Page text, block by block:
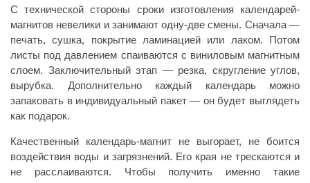
С технической стороны сроки изготовления календарей-
магнитов невелики и занимают одну-две смены. Сначала —
печать, сушка, покрытие ламинацией или лаком. Потом
листы под давлением спаиваются с виниловым магнитным
слоем. Заключительный этап — резка, скругление углов,
вырубка. Дополнительно каждый календарь можно
запаковать в индивидуальный пакет — он будет выглядеть
как подарок.
Качественный календарь-магнит не выгорает, не боится
воздействия воды и загрязнений. Его края не трескаются и
не расслаиваются. Чтобы получить именно такие